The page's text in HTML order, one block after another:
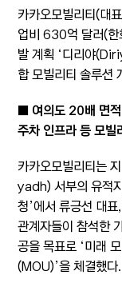
카카오모빌리티(대
업비 630억 달러(
발 계획 ‘디리야
합 모빌리티 솔루션
■ 여의도 20배 면
주차 인프라 등 모빌
카카오모빌리티는
yadh) 서부의 유적
청’에서 류긍선 대
관계자들이 참석한
공을 목표로 ‘미래
(MOU)’을 체결했다.